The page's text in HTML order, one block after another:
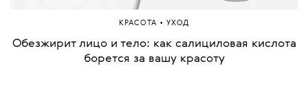
КРАСОТА • УХОД
​​Обезжирит лицо и тело: как салициловая кислота
борется за вашу красоту